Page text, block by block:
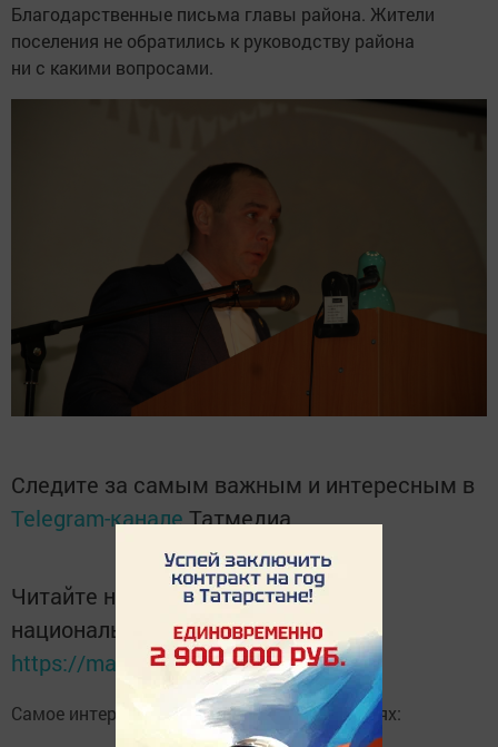
Благодарственные письма главы района. Жители
поселения не обратились к руководству района
ни с какими вопросами.
Следите за самым важным и интересным в
Telegram-каналеТатмедиа
Читайте новости Татарстана в
национальном мессенджере MАХ:
https://max.ru/tatmedia
Самое интересное в наших социальных сетях: